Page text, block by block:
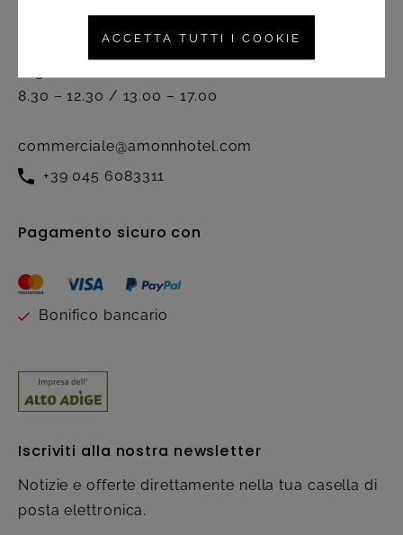
Servizio clienti
Attivo dal lunedì al venerdì nel
8.30 – 12.30 / 13.00 – 17.00
commerciale@amonnhotel.com
+39 045 6083311
Pagamento sicuro con
Bonifico bancario
Iscriviti alla nostra newsletter
Notizie e offerte direttamente nella tua casella di
posta elettronica.
ACCETTA TUTTI I COOKIE